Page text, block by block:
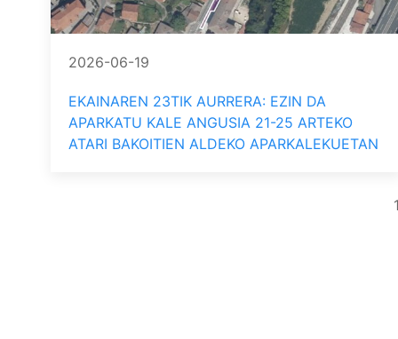
2026-06-19
EKAINAREN 23TIK AURRERA: EZIN DA
APARKATU KALE ANGUSIA 21-25 ARTEKO
ATARI BAKOITIEN ALDEKO APARKALEKUETAN
1